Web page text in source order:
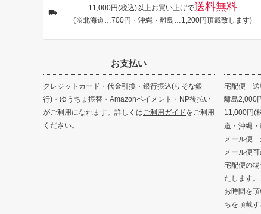
11,000円(税込)以上お買い上げで送料無料
(※北海道…700円・沖縄・離島…1,200円頂戴致します)
お支払い
クレジットカード・代金引換・銀行振込(りそな銀
行)・ゆうちょ振替・Amazonペイメント・NP後払い
がご利用になれます。詳しくはご利用ガイドをご利用
ください。
宅配便 送
離島2,000
11,000円(
道・沖縄
メール便
メール便
宅配便の
たします
お時間を
ちを頂戴